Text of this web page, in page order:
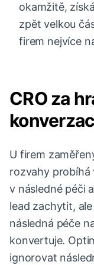
okamžitě,
zpět velkou
firem nejvíce
CRO za
U firem
rozvahy probíhá
v následné péči
lead zachytit,
následná péče
konvertuje.
ignorovat